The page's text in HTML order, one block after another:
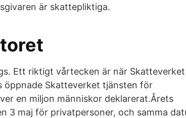
är skattepliktiga.
Ett riktigt vårtecken är när Skatteverket
öppnade Skatteverket tjänsten för
en miljon människor deklarerat.Årets
3 maj för privatpersoner, och samma